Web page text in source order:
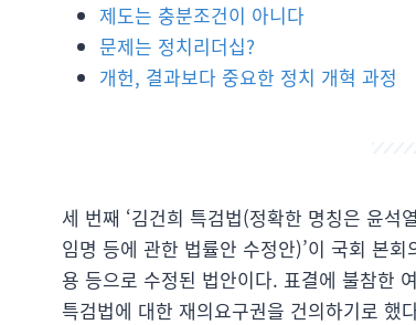
제도는 충분조건이 아니다
문제는 정치리더십?
개헌, 결과보다 중요한 정치 개혁 과정
세 번째 ‘김건희 특검법(정확한 명칭은 윤
임명 등에 관한 법률안 수정안)’이 국회 본
용 등으로 수정된 법안이다. 표결에 불참한
특검법에 대한 재의요구권을 건의하기로 했